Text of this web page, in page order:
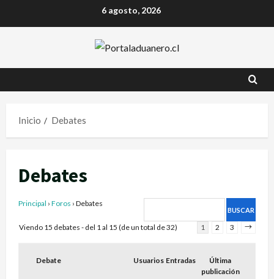
6 agosto, 2026
Inicio Debates
Debates
Principal › Foros › Debates
Viendo 15 debates - del 1 al 15 (de un total de 32) 1 2 3 →
Debate Usuarios Entradas
Última
publicación